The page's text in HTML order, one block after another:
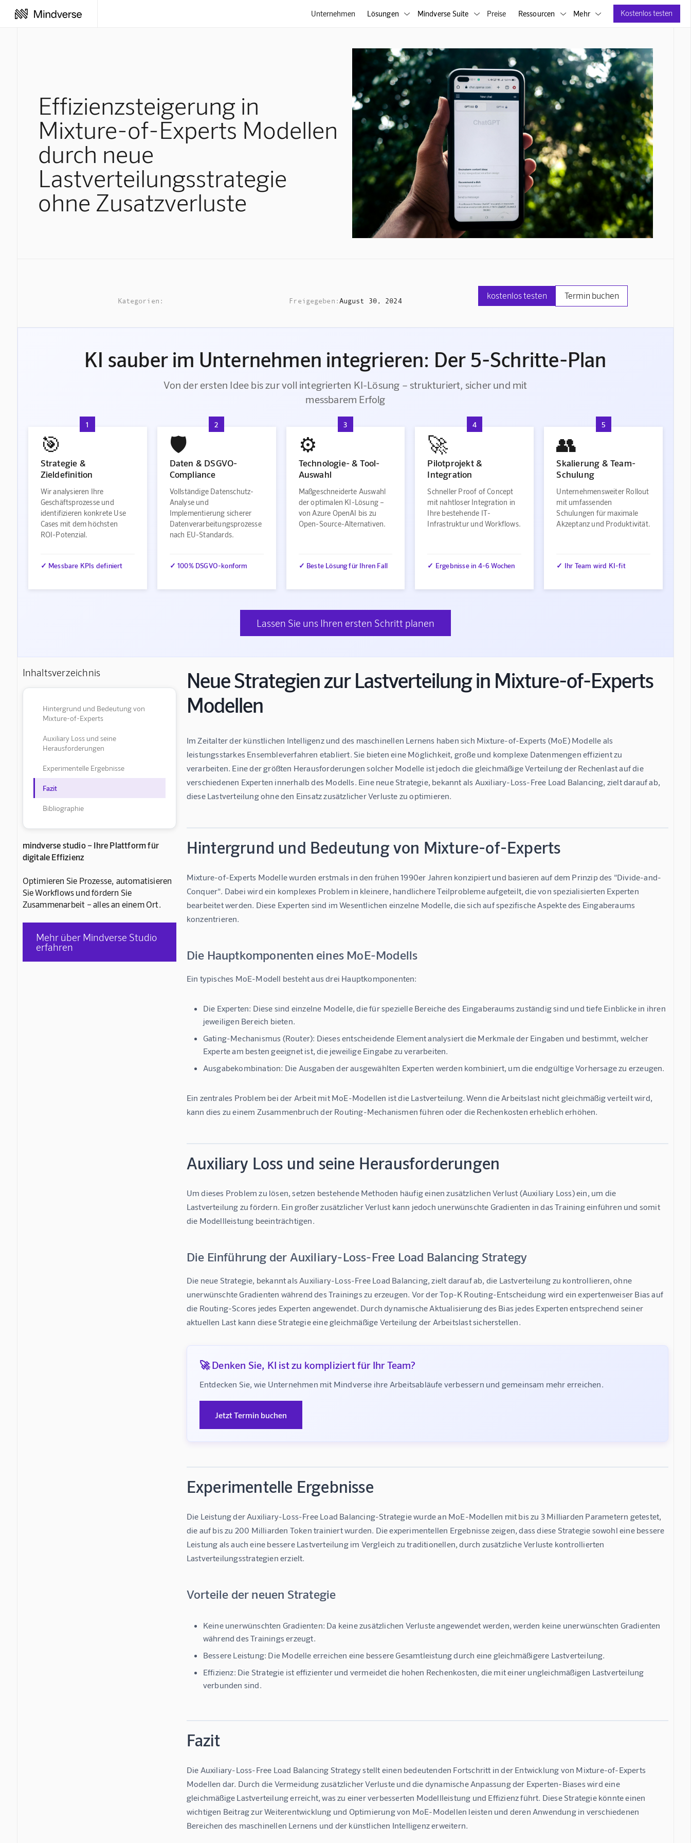
Unternehmen Lösungen  Mindverse Suite  Preise Ressourcen  Mehr  Kostenlos testen
Effizienzsteigerung in
Mixture-of-Experts Modellen
durch neue
Lastverteilungsstrategie
ohne Zusatzverluste
Kategorien: Freigegeben:August 30, 2024
kostenlos testen Termin buchen
KI sauber im Unternehmen integrieren: Der 5-Schritte-Plan
Von der ersten Idee bis zur voll integrierten KI-Lösung – strukturiert, sicher und mit
messbarem Erfolg
1
🎯
Strategie &
Zieldefinition
Wir analysieren Ihre
Geschäftsprozesse und
identifizieren konkrete Use
Cases mit dem höchsten
ROI-Potenzial.
✓ Messbare KPIs definiert
2
🛡️
Daten & DSGVO-
Compliance
Vollständige Datenschutz-
Analyse und
Implementierung sicherer
Datenverarbeitungsprozesse
nach EU-Standards.
✓ 100% DSGVO-konform
3
⚙️
Technologie- & Tool-
Auswahl
Maßgeschneiderte Auswahl
der optimalen KI-Lösung –
von Azure OpenAI bis zu
Open-Source-Alternativen.
✓ Beste Lösung für Ihren Fall
4
🚀
Pilotprojekt &
Integration
Schneller Proof of Concept
mit nahtloser Integration in
Ihre bestehende IT-
Infrastruktur und Workflows.
✓ Ergebnisse in 4-6 Wochen
5
👥
Skalierung & Team-
Schulung
Unternehmensweiter Rollout
mit umfassenden
Schulungen für maximale
Akzeptanz und Produktivität.
✓ Ihr Team wird KI-fit
Lassen Sie uns Ihren ersten Schritt planen
Inhaltsverzeichnis
Hintergrund und Bedeutung von
Mixture-of-Experts
Auxiliary Loss und seine
Herausforderungen
Experimentelle Ergebnisse
Fazit
Bibliographie
mindverse studio – Ihre Plattform für
digitale Effizienz
Optimieren Sie Prozesse, automatisieren
Sie Workflows und fördern Sie
Zusammenarbeit – alles an einem Ort.
Mehr über Mindverse Studio
erfahren
Neue Strategien zur Lastverteilung in Mixture-of-Experts
Modellen
Im Zeitalter der künstlichen Intelligenz und des maschinellen Lernens haben sich Mixture-of-Experts (MoE) Modelle als
leistungsstarkes Ensembleverfahren etabliert. Sie bieten eine Möglichkeit, große und komplexe Datenmengen effizient zu
verarbeiten. Eine der größten Herausforderungen solcher Modelle ist jedoch die gleichmäßige Verteilung der Rechenlast auf die
verschiedenen Experten innerhalb des Modells. Eine neue Strategie, bekannt als Auxiliary-Loss-Free Load Balancing, zielt darauf ab,
diese Lastverteilung ohne den Einsatz zusätzlicher Verluste zu optimieren.
Hintergrund und Bedeutung von Mixture-of-Experts
Mixture-of-Experts Modelle wurden erstmals in den frühen 1990er Jahren konzipiert und basieren auf dem Prinzip des "Divide-and-
Conquer". Dabei wird ein komplexes Problem in kleinere, handlichere Teilprobleme aufgeteilt, die von spezialisierten Experten
bearbeitet werden. Diese Experten sind im Wesentlichen einzelne Modelle, die sich auf spezifische Aspekte des Eingaberaums
konzentrieren.
Die Hauptkomponenten eines MoE-Modells
Ein typisches MoE-Modell besteht aus drei Hauptkomponenten:
Die Experten: Diese sind einzelne Modelle, die für spezielle Bereiche des Eingaberaums zuständig sind und tiefe Einblicke in ihren
jeweiligen Bereich bieten.
Gating-Mechanismus (Router): Dieses entscheidende Element analysiert die Merkmale der Eingaben und bestimmt, welcher
Experte am besten geeignet ist, die jeweilige Eingabe zu verarbeiten.
Ausgabekombination: Die Ausgaben der ausgewählten Experten werden kombiniert, um die endgültige Vorhersage zu erzeugen.
Ein zentrales Problem bei der Arbeit mit MoE-Modellen ist die Lastverteilung. Wenn die Arbeitslast nicht gleichmäßig verteilt wird,
kann dies zu einem Zusammenbruch der Routing-Mechanismen führen oder die Rechenkosten erheblich erhöhen.
Auxiliary Loss und seine Herausforderungen
Um dieses Problem zu lösen, setzen bestehende Methoden häufig einen zusätzlichen Verlust (Auxiliary Loss) ein, um die
Lastverteilung zu fördern. Ein großer zusätzlicher Verlust kann jedoch unerwünschte Gradienten in das Training einführen und somit
die Modellleistung beeinträchtigen.
Die Einführung der Auxiliary-Loss-Free Load Balancing Strategy
Die neue Strategie, bekannt als Auxiliary-Loss-Free Load Balancing, zielt darauf ab, die Lastverteilung zu kontrollieren, ohne
unerwünschte Gradienten während des Trainings zu erzeugen. Vor der Top-K Routing-Entscheidung wird ein expertenweiser Bias auf
die Routing-Scores jedes Experten angewendet. Durch dynamische Aktualisierung des Bias jedes Experten entsprechend seiner
aktuellen Last kann diese Strategie eine gleichmäßige Verteilung der Arbeitslast sicherstellen.
🚀 Denken Sie, KI ist zu kompliziert für Ihr Team?
Entdecken Sie, wie Unternehmen mit Mindverse ihre Arbeitsabläufe verbessern und gemeinsam mehr erreichen.
Jetzt Termin buchen
Experimentelle Ergebnisse
Die Leistung der Auxiliary-Loss-Free Load Balancing-Strategie wurde an MoE-Modellen mit bis zu 3 Milliarden Parametern getestet,
die auf bis zu 200 Milliarden Token trainiert wurden. Die experimentellen Ergebnisse zeigen, dass diese Strategie sowohl eine bessere
Leistung als auch eine bessere Lastverteilung im Vergleich zu traditionellen, durch zusätzliche Verluste kontrollierten
Lastverteilungsstrategien erzielt.
Vorteile der neuen Strategie
Keine unerwünschten Gradienten: Da keine zusätzlichen Verluste angewendet werden, werden keine unerwünschten Gradienten
während des Trainings erzeugt.
Bessere Leistung: Die Modelle erreichen eine bessere Gesamtleistung durch eine gleichmäßigere Lastverteilung.
Effizienz: Die Strategie ist effizienter und vermeidet die hohen Rechenkosten, die mit einer ungleichmäßigen Lastverteilung
verbunden sind.
Fazit
Die Auxiliary-Loss-Free Load Balancing Strategy stellt einen bedeutenden Fortschritt in der Entwicklung von Mixture-of-Experts
Modellen dar. Durch die Vermeidung zusätzlicher Verluste und die dynamische Anpassung der Experten-Biases wird eine
gleichmäßige Lastverteilung erreicht, was zu einer verbesserten Modellleistung und Effizienz führt. Diese Strategie könnte einen
wichtigen Beitrag zur Weiterentwicklung und Optimierung von MoE-Modellen leisten und deren Anwendung in verschiedenen
Bereichen des maschinellen Lernens und der künstlichen Intelligenz erweitern.